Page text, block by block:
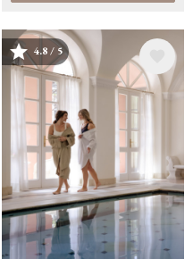
Afbeelding
4.8 / 5